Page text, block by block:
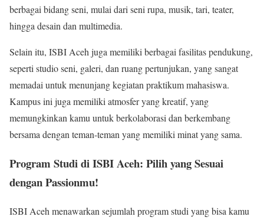
berbagai bidang seni, mulai dari seni rupa, musik, tari, teater,
hingga desain dan multimedia.
Selain itu, ISBI Aceh juga memiliki berbagai fasilitas pendukung,
seperti studio seni, galeri, dan ruang pertunjukan, yang sangat
memadai untuk menunjang kegiatan praktikum mahasiswa.
Kampus ini juga memiliki atmosfer yang kreatif, yang
memungkinkan kamu untuk berkolaborasi dan berkembang
bersama dengan teman-teman yang memiliki minat yang sama.
Program Studi di ISBI Aceh: Pilih yang Sesuai
dengan Passionmu!
ISBI Aceh menawarkan sejumlah program studi yang bisa kamu